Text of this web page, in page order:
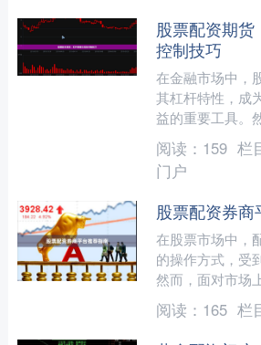
股票配资期
控制技巧
在金融市场中，
其杠杆特性，成
益的重要工具。
剑，既能放大收
文将深入探讨股
阅读： 159 栏
门户
股票配资券
在股票市场中，
的操作方式，受
然而，面对市场
何选择一家正规
台，成为投资者
阅读： 165 栏